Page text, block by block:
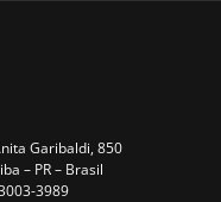
Garibaldi, 850
– PR – Brasil
3989